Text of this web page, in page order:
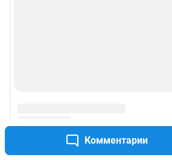
Комментарии